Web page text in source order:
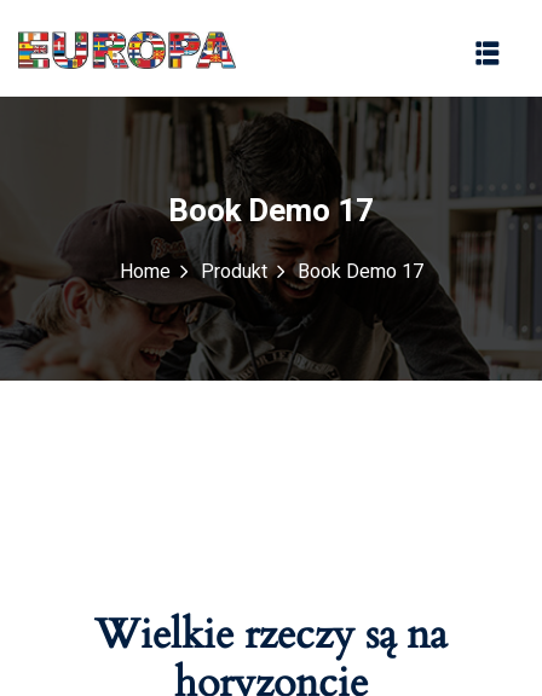
Book Demo 17
Home Produkt Book Demo 17
Wielkie rzeczy są na
horyzoncie